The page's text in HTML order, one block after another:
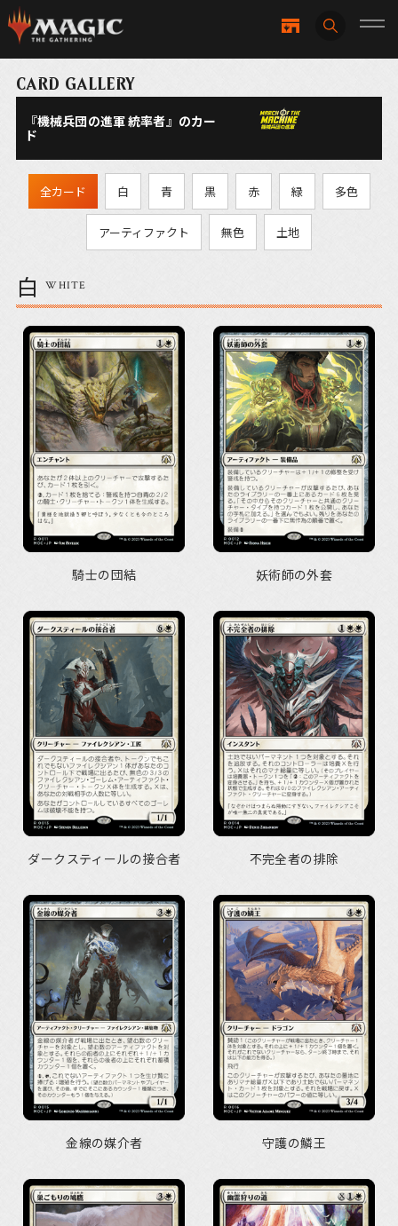
CARD GALLERY
『機械兵団の進軍 統率者』のカー
ド
全カード 白 青 黒 赤 緑 多色
アーティファクト 無色 土地
白 WHITE
騎士の団結 妖術師の外套
ダークスティールの接合者 不完全者の排除
金線の媒介者 守護の鱗王